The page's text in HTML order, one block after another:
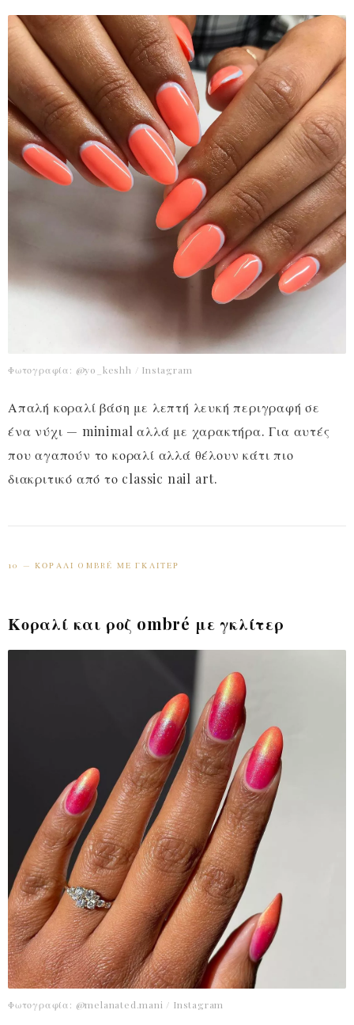
Φωτογραφία: @yo_keshh / Instagram
Απαλή κοραλί βάση με λεπτή λευκή περιγραφή σε
ένα νύχι — minimal αλλά με χαρακτήρα. Για αυτές
που αγαπούν το κοραλί αλλά θέλουν κάτι πιο
διακριτικό από το classic nail art.
10 — ΚΟΡΑΛΊ OMBRÉ ΜΕ ΓΚΛΊΤΕΡ
Κοραλί και ροζ ombré με γκλίτερ
Φωτογραφία: @melanated.mani / Instagram